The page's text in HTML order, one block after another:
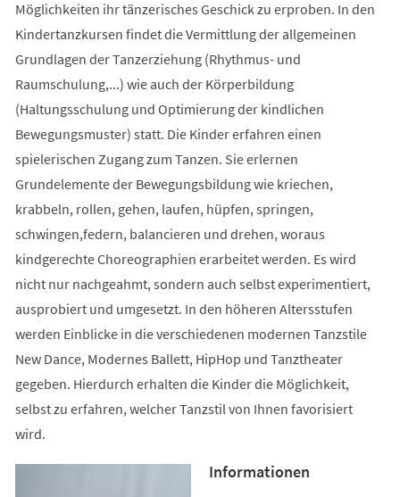
Möglichkeiten ihr tänzerisches Geschick zu erproben. In den
Kindertanzkursen findet die Vermittlung der allgemeinen
Grundlagen der Tanzerziehung (Rhythmus- und
Raumschulung,...) wie auch der Körperbildung
(Haltungsschulung und Optimierung der kindlichen
Bewegungsmuster) statt. Die Kinder erfahren einen
spielerischen Zugang zum Tanzen. Sie erlernen
Grundelemente der Bewegungsbildung wie kriechen,
krabbeln, rollen, gehen, laufen, hüpfen, springen,
schwingen,federn, balancieren und drehen, woraus
kindgerechte Choreographien erarbeitet werden. Es wird
nicht nur nachgeahmt, sondern auch selbst experimentiert,
ausprobiert und umgesetzt. In den höheren Altersstufen
werden Einblicke in die verschiedenen modernen Tanzstile
New Dance, Modernes Ballett, HipHop und Tanztheater
gegeben. Hierdurch erhalten die Kinder die Möglichkeit,
selbst zu erfahren, welcher Tanzstil von Ihnen favorisiert
wird.
Informationen